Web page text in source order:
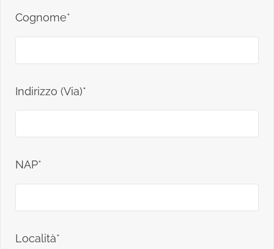
Cognome*
Indirizzo (Via)*
NAP*
Località*